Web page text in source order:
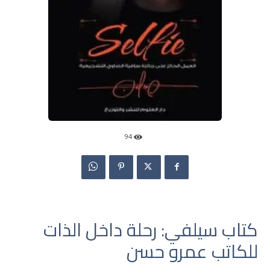
94
كتاب سيلفي: رحلة داخل الذات
للكاتب عمرو حسن